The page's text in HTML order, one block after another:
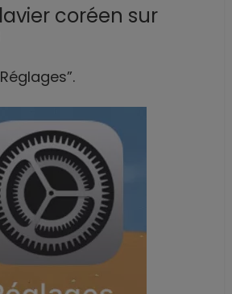
coréen sur